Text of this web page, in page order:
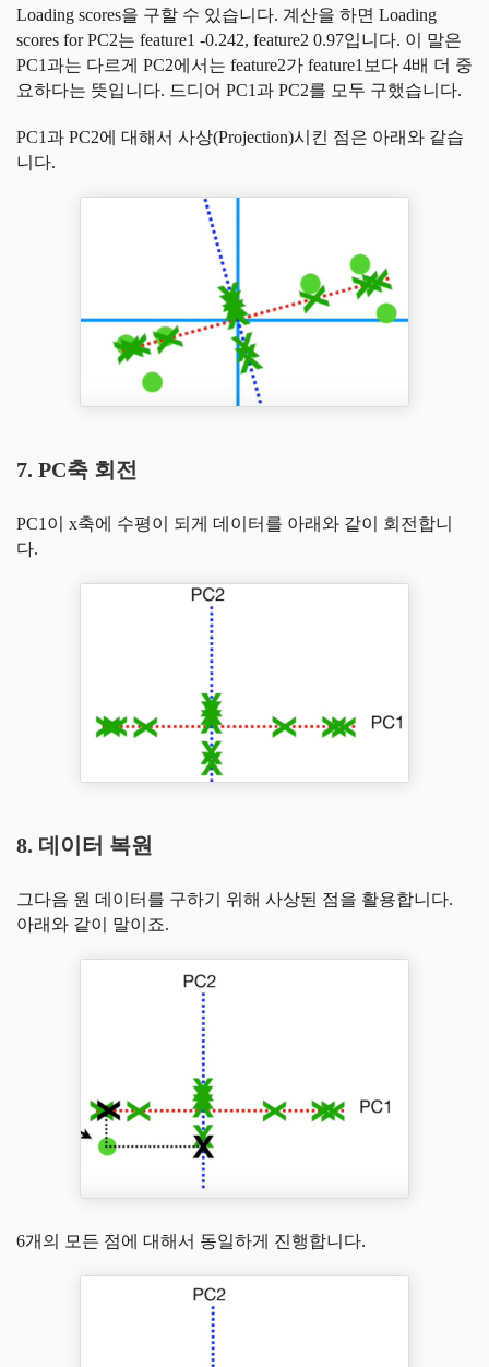
Loading scores을 구할 수 있습니다. 계산을 하면 Loading
scores for PC2는 feature1 -0.242, feature2 0.97입니다. 이 말은
PC1과는 다르게 PC2에서는 feature2가 feature1보다 4배 더 중
요하다는 뜻입니다. 드디어 PC1과 PC2를 모두 구했습니다.
PC1과 PC2에 대해서 사상(Projection)시킨 점은 아래와 같습
니다.
7. PC축 회전
PC1이 x축에 수평이 되게 데이터를 아래와 같이 회전합니
다.
8. 데이터 복원
그다음 원 데이터를 구하기 위해 사상된 점을 활용합니다.
아래와 같이 말이죠.
6개의 모든 점에 대해서 동일하게 진행합니다.